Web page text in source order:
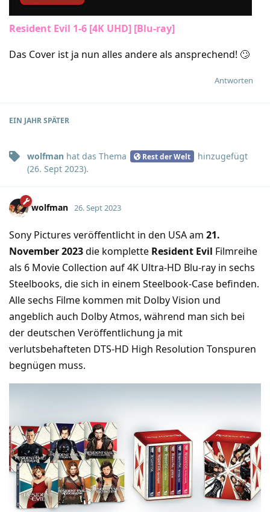
Resident Evil 1-6 [4K UHD] [Blu-ray]
Das Cover ist ja nun alles andere als ansprechend! 🙄
Antworten
EIN JAHRSPÄTER
wolfman hat das Thema Rest der Welt
hinzugefügt
(26. Sept 2023).
wolfman 26. Sept 2023
Sony Pictures veröffentlicht in den USA am 21.
November 2023die komplette Resident Evil Filmreihe
als 6 Movie Collection auf 4K Ultra-HD Blu-ray in sechs
Steelbooks, die sich in einem Steelbook-Case befinden.
Alle sechs Filme kommen mit Dolby Vision und
angeblich auch Dolby Atmos, während man sich bei
der deutschen Veröffentlichung ja mit
verlutsbehafteten DTS-HD High Resolution Tonspuren
begnügen muss.